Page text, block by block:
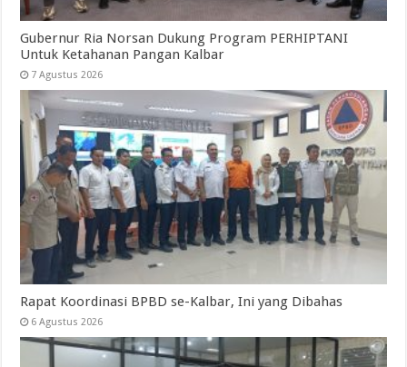
Gubernur Ria Norsan Dukung Program PERHIPTANI
Untuk Ketahanan Pangan Kalbar
7 Agustus 2026
Rapat Koordinasi BPBD se-Kalbar, Ini yang Dibahas
6 Agustus 2026